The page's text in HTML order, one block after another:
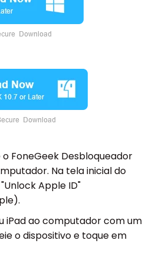
o FoneGeek Desbloqueador
Na tela inicial do
Apple ID"
iPad ao computador com um
o dispositivo e toque em